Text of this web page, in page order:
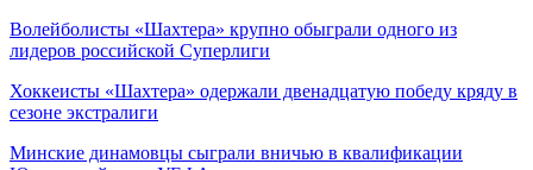
Волейболисты «Шахтера» крупно обыграли одного из
лидеров российской Суперлиги
Хоккеисты «Шахтера» одержали двенадцатую победу кряду в
сезоне экстралиги
Минские динамовцы сыграли вничью в квалификации